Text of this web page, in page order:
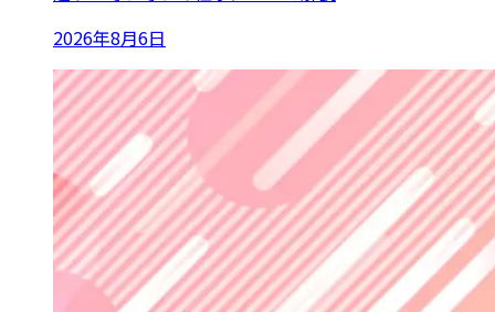
2026年8月6日